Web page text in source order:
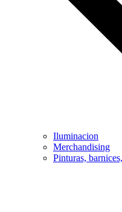
Iluminacion
Merchandising
Pinturas,